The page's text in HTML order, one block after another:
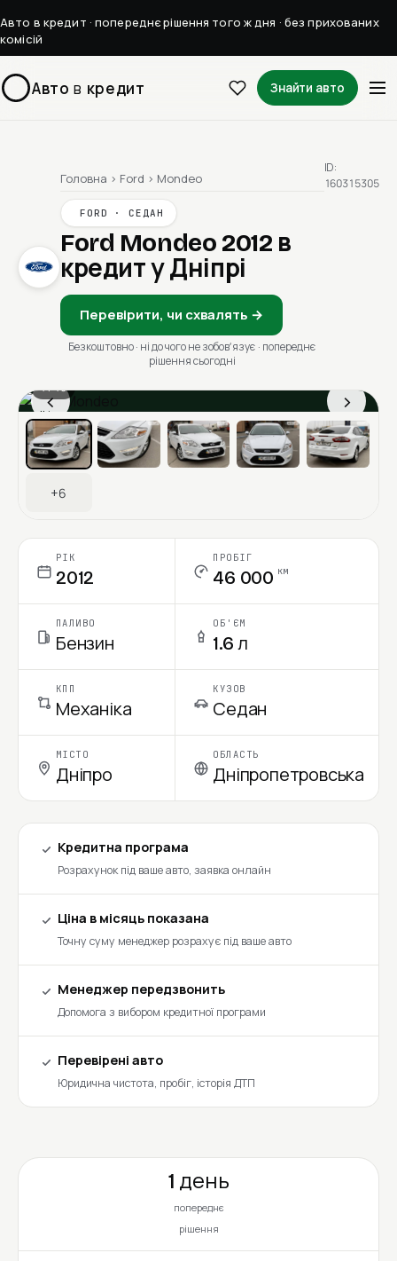
Авто в кредит · попереднє рішення того ж дня · без прихованих
комісій
Авто в кредит Знайти авто
Головна › Ford › Mondeo
FORD · СЕДАН
Ford Mondeo 2012 в
кредит у Дніпрі
Перевірити, чи схвалять →
Безкоштовно · ні до чого не зобовʼязує · попереднє
рішення сьогодні
ID:
160315305
‹ ›
1 / 13
Ціна в місяць
+6
РІК
2012
ПРОБІГ
46 000 км
ПАЛИВО
Бензин
ОБ'ЄМ
1.6 л
КПП
Механіка
КУЗОВ
Седан
МІСТО
Дніпро
ОБЛАСТЬ
Дніпропетровська
Кредитна програма
Розрахунок під ваше авто, заявка онлайн
Ціна в місяць показана
Точну суму менеджер розрахує під ваше авто
Менеджер передзвонить
Допомога з вибором кредитної програми
Перевірені авто
Юридична чистота, пробіг, історія ДТП
1 день
попереднє
рішення